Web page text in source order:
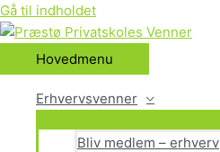
Gå til indholdet
Hovedmenu
Erhvervsvenner
Bliv medlem – erhverv